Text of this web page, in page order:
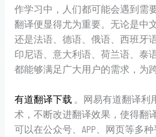
作学习中，人们都可能会遇到需
翻译便显得尤为重要。无论是中
还是法语、德语、俄语、西班牙
印尼语、意大利语、荷兰语、泰
都能够满足广大用户的需求，为
有道翻译下载 。网易有道翻译利
术，不断改进翻译效果，使得翻
可以在公众号、APP、网页等多